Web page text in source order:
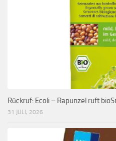
Rückruf: Ecoli – Rapunzel ruft
31 JULI, 2026